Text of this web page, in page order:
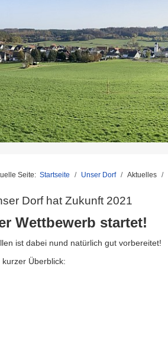
Seite: Startseite Unser Dorf Aktuelles
Dorf hat Zukunft 2021
Wettbewerb startet!
ist dabei nund natürlich gut vorbereitet!
kurzer Überblick: